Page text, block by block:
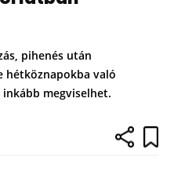
pihenés után
hétköznapokba való
megviselhet.